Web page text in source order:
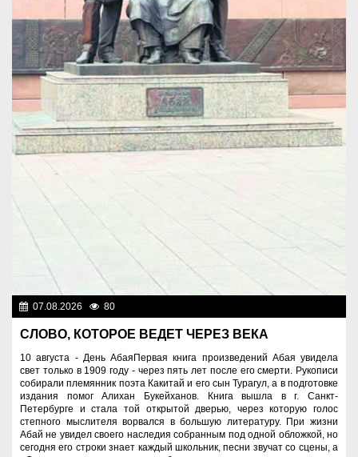
07.08.2026 80
СЛОВО, КОТОРОЕ ВЕДЕТ ЧЕРЕЗ ВЕКА
10 августа - День АбаяПервая книга произведений Абая увидела
свет только в 1909 году - через пять лет после его смерти. Рукописи
собирали племянник поэта Какитай и его сын Турагул, а в подготовке
издания помог Алихан Букейханов. Книга вышла в г. Санкт-
Петербурге и стала той открытой дверью, через которую голос
степного мыслителя ворвался в большую литературу. При жизни
Абай не увидел своего наследия собранным под одной обложкой, но
сегодня его строки знает каждый школьник, песни звучат со сцены, а